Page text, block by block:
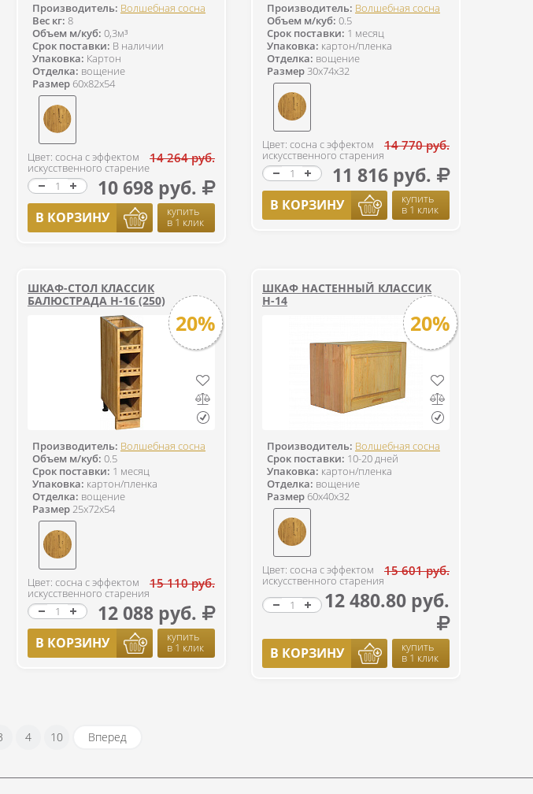
Производитель: Волшебная сосна
Вес кг: 8
Объем м/куб: 0,3м³
Срок поставки: В наличии
Упаковка: Картон
Отделка: вощение
Размер 60x82x54
Цвет: сосна с эффектом
искусственного старение
14 264 руб.
10 698 руб.
В КОРЗИНУ купить
в 1 клик
Производитель: Волшебная сосна
Объем м/куб: 0.5
Срок поставки: 1 месяц
Упаковка: картон/пленка
Отделка: вощение
Размер30x74x32
Цвет: сосна с эффектом
искусственного старения
14 770 руб.
11 816 руб.
В КОРЗИНУ купить
в 1 клик
ШКАФ-СТОЛ КЛАССИК
БАЛЮСТРАДА Н-16 (250)
20%
Производитель: Волшебная сосна
Объем м/куб: 0.5
Срок поставки: 1 месяц
Упаковка: картон/пленка
Отделка: вощение
Размер25x72x54
Цвет: сосна с эффектом
искусственного старения
15 110 руб.
12 088 руб.
В КОРЗИНУ купить
в 1 клик
ШКАФ НАСТЕННЫЙ КЛАССИК
Н-14
20%
Производитель: Волшебная сосна
Срок поставки: 10-20 дней
Упаковка: картон/пленка
Отделка: вощение
Размер 60x40x32
Цвет: сосна с эффектом
искусственного старения
15 601 руб.
12 480.80 руб.
В КОРЗИНУ купить
в 1 клик
4 10 Вперед